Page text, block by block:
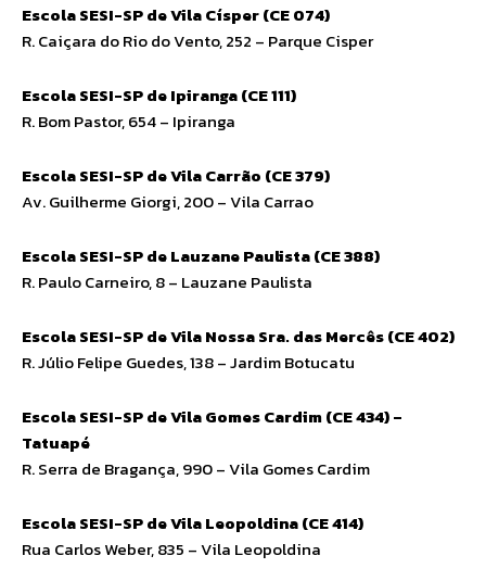
Escola SESI-SP de Vila Císper (CE 074)
R. Caiçara do Rio do Vento, 252 – Parque Cisper
Escola SESI-SP de Ipiranga (CE 111)
R. Bom Pastor, 654 – Ipiranga
Escola SESI-SP de Vila Carrão (CE 379)
Av. Guilherme Giorgi, 200 – Vila Carrao
Escola SESI-SP de Lauzane Paulista (CE 388)
R. Paulo Carneiro, 8 – Lauzane Paulista
Escola SESI-SP de Vila Nossa Sra. das Mercês (CE 402)
R. Júlio Felipe Guedes, 138 – Jardim Botucatu
Escola SESI-SP de Vila Gomes Cardim (CE 434) –
Tatuapé
R. Serra de Bragança, 990 – Vila Gomes Cardim
Escola SESI-SP de Vila Leopoldina (CE 414)
Rua Carlos Weber, 835 – Vila Leopoldina